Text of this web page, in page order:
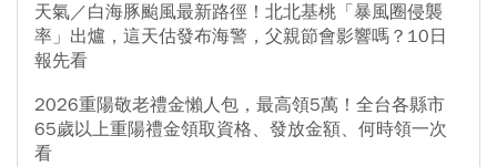
天氣／白海豚颱風最新路徑！北北基桃「暴風圈侵襲
率」出爐，這天估發布海警，父親節會影響嗎？10日
報先看
2026重陽敬老禮金懶人包，最高領5萬！全台各縣市
65歲以上重陽禮金領取資格、發放金額、何時領一次
看